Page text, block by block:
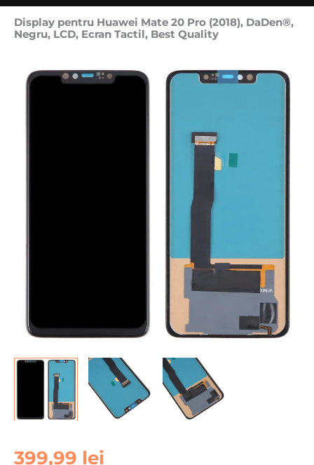
Display pentru Huawei Mate 20 Pro (2018), DaDen®,
Negru, LCD, Ecran Tactil, Best Quality
399,99 lei
Cantitate